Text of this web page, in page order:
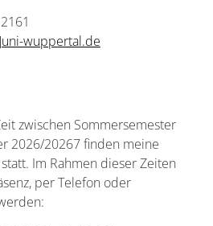
wuppertal.de
zwischen Sommersemester
2026/20267 finden meine
Im Rahmen dieser Zeiten
per Telefon oder